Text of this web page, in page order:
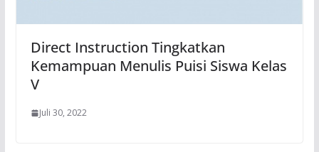
Direct Instruction Tingkatkan
Kemampuan Menulis Puisi Siswa Kelas
V
Juli 30, 2022